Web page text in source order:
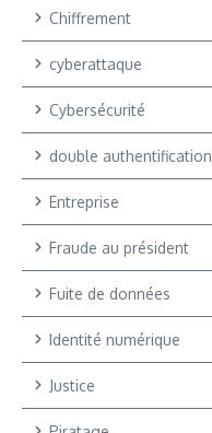
Chiffrement
cyberattaque
Cybersécurité
double authentification
Entreprise
Fraude au président
Fuite de données
Identité numérique
Justice